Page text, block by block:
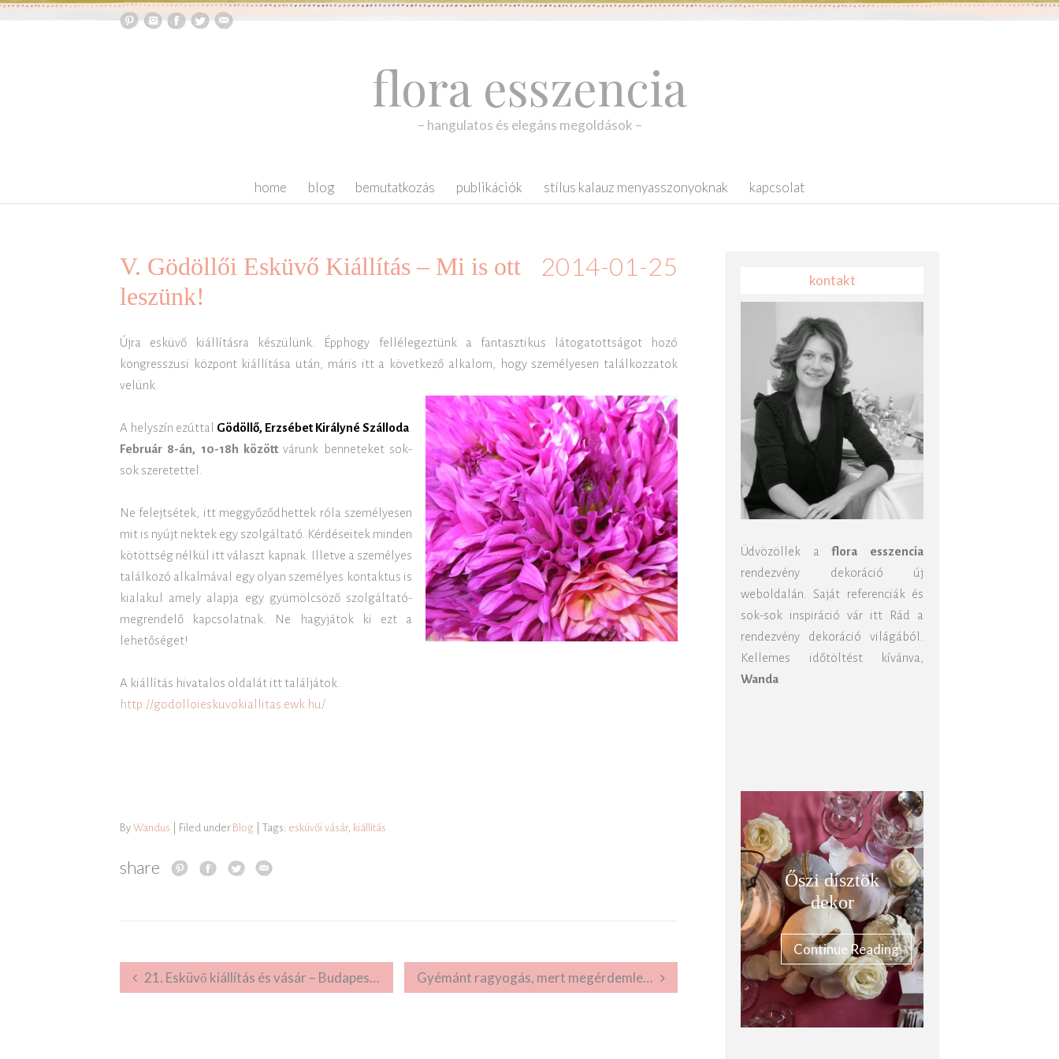
flora esszencia
– hangulatos és elegáns megoldások –
home blog bemutatkozás publikációk stílus kalauz menyasszonyoknak kapcsolat
V. Gödöllői Esküvő Kiállítás – Mi is ott
leszünk!
2014-01-25
Újra esküvő kiállításra készülünk. Épphogy fellélegeztünk a fantasztikus látogatottságot hozó
kongresszusi központ kiállítása után, máris itt a következő alkalom, hogy személyesen találkozzatok
velünk.
A helyszín ezúttal Gödöllő, Erzsébet Királyné Szálloda
Február 8-án, 10-18h között várunk benneteket sok-
sok szeretettel.
Ne felejtsétek, itt meggyőződhettek róla személyesen
mit is nyújt nektek egy szolgáltató. Kérdéseitek minden
kötöttség nélkül itt választ kapnak. Illetve a személyes
találkozó alkalmával egy olyan személyes kontaktus is
kialakul amely alapja egy gyümölcsöző szolgáltató-
megrendelő kapcsolatnak. Ne hagyjátok ki ezt a
lehetőséget!
A kiállítás hivatalos oldalát itt találjátok.
http://godolloieskuvokiallitas.ewk.hu/
By Wandus | Filed under Blog | Tags: esküvői vásár, kiállítás
share
Post navigation
21. Esküvő kiállítás és vásár – Budapest Kongresszusi Központ Gyémánt ragyogás, mert megérdemlem…
kontakt
Üdvözöllek aflora esszencia
rendezvény dekoráció új
weboldalán. Saját referenciák és
sok-sok inspiráció vár itt Rád a
rendezvény dekoráció világából.
Kellemes időtöltést kívánva,
Wanda
Őszi dísztök
dekor
Continue Reading